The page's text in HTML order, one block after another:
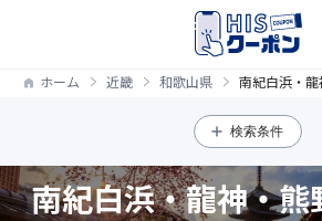
ホーム 近畿 和歌山県 南紀白浜・
検索条件
南紀白浜・龍神・熊